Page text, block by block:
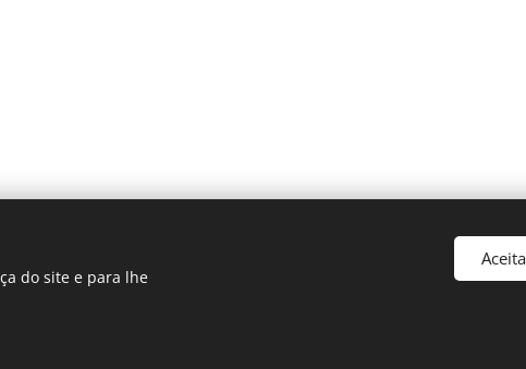
do site e para lhe